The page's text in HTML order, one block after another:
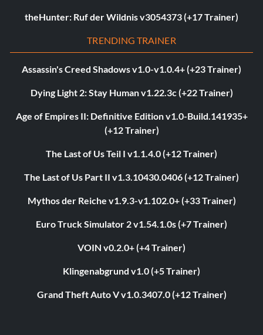
theHunter: Ruf der Wildnis v3054373 (+17 Trainer)
TRENDING TRAINER
Assassin's Creed Shadows v1.0-v1.0.4+ (+23 Trainer)
Dying Light 2: Stay Human v1.22.3c (+22 Trainer)
Age of Empires II: Definitive Edition v1.0-Build.141935+
(+12 Trainer)
The Last of Us Teil I v1.1.4.0 (+12 Trainer)
The Last of Us Part II v1.3.10430.0406 (+12 Trainer)
Mythos der Reiche v1.9.3-v1.102.0+ (+33 Trainer)
Euro Truck Simulator 2 v1.54.1.0s (+7 Trainer)
VOIN v0.2.0+ (+4 Trainer)
Klingenabgrund v1.0 (+5 Trainer)
Grand Theft Auto V v1.0.3407.0 (+12 Trainer)